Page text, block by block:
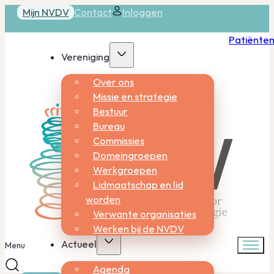
Mijn NVDV Contact Inloggen
Vereniging
Over ons
Missie en strategie
Bestuur
Bureau
Commissies
Domeingroepen
Werkgroepen
Lidmaatschap en lid
worden
Verwante organisaties
Werken bij de NVDV
Actueel
Agenda
Menu